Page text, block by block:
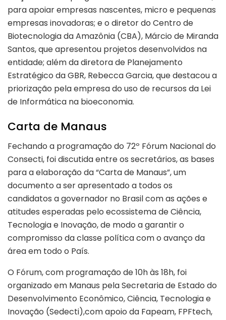
para apoiar empresas nascentes, micro e pequenas
empresas inovadoras; e o diretor do Centro de
Biotecnologia da Amazônia (CBA), Márcio de Miranda
Santos, que apresentou projetos desenvolvidos na
entidade; além da diretora de Planejamento
Estratégico da GBR, Rebecca Garcia, que destacou a
priorização pela empresa do uso de recursos da Lei
de Informática na bioeconomia.
Carta de Manaus
Fechando a programação do 72º Fórum Nacional do
Consecti, foi discutida entre os secretários, as bases
para a elaboração da “Carta de Manaus”, um
documento a ser apresentado a todos os
candidatos a governador no Brasil com as ações e
atitudes esperadas pelo ecossistema de Ciência,
Tecnologia e Inovação, de modo a garantir o
compromisso da classe política com o avanço da
área em todo o País.
O Fórum, com programação de 10h às 18h, foi
organizado em Manaus pela Secretaria de Estado do
Desenvolvimento Econômico, Ciência, Tecnologia e
Inovação (Sedecti),com apoio da Fapeam, FPFtech,